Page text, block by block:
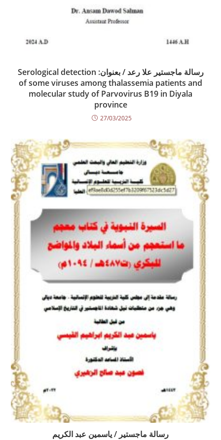
رسالة ماجستير علا رعد / بعنوان: Serological detection
of some viruses among thalassemia patients and
molecular study of Parvovirus B19 in Diyala
province
27/03/2025
رسالة ماجستير / ياسمين عبد الكريم